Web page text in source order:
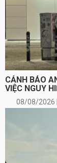
CẢNH BÁO
VIỆC NGUY
08/08/2026